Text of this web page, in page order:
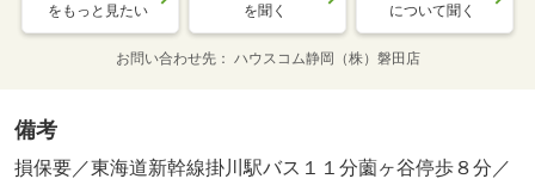
をもっと見たい を聞く について聞く
お問い合わせ先 ハウスコム静岡（株）磐田店
備考
損保要／東海道新幹線掛川駅バス１１分薗ヶ谷停歩８分／